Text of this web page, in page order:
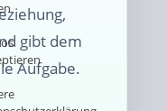
gibt dem
Aufgabe.